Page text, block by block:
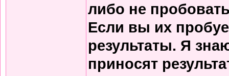
либо не
Если вы их
результаты. Я
приносят